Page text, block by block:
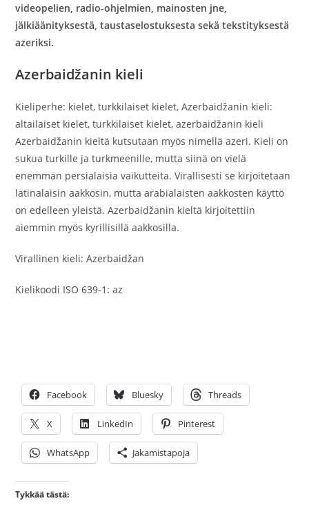
videopelien, radio-ohjelmien, mainosten jne,
jälkiäänityksestä, taustaselostuksesta sekä tekstityksestä
azeriksi.
Azerbaidžanin kieli
Kieliperhe: kielet, turkkilaiset kielet, Azerbaidžanin kieli:
altailaiset kielet, turkkilaiset kielet, azerbaidžanin kieli
Azerbaidžanin kieltä kutsutaan myös nimellä azeri. Kieli on
sukua turkille ja turkmeenille, mutta siinä on vielä
enemmän persialaisia vaikutteita. Virallisesti se kirjoitetaan
latinalaisin aakkosin, mutta arabialaisten aakkosten käyttö
on edelleen yleistä. Azerbaidžanin kieltä kirjoitettiin
aiemmin myös kyrillisillä aakkosilla.
Virallinen kieli: Azerbaidžan
Kielikoodi ISO 639-1: az
Facebook Bluesky Threads
X LinkedIn Pinterest
WhatsApp Jakamistapoja
Tykkää tästä: